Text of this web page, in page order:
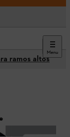
Menu
ramos altos